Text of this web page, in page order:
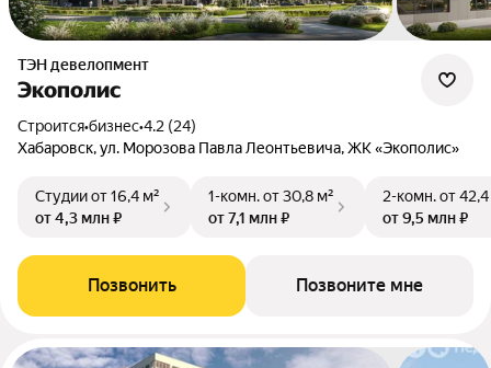
ТЭН девелопмент
Экополис
Строится•бизнес•4.2 (24)
Хабаровск, ул. Морозова Павла Леонтьевича, ЖК «Экополис»
Студииот 16,4 м²
от 4,3 млн ₽
1-комн.от 30,8 м²
от 7,1 млн ₽
2-комн.от
от 9,5 млн ₽
Позвонить Позвоните мне